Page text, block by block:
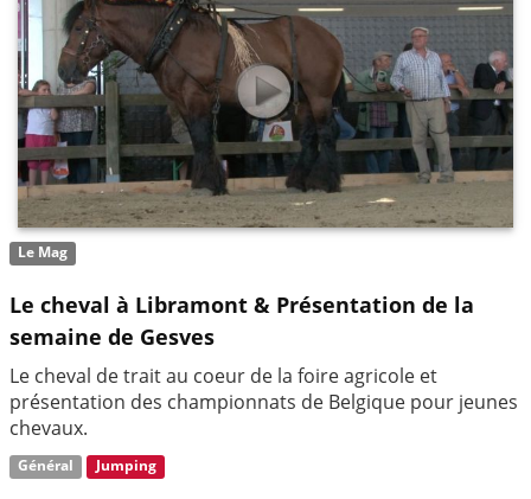
Le Mag
Le cheval à Libramont & Présentation de la
semaine de Gesves
Le cheval de trait au coeur de la foire agricole et
présentation des championnats de Belgique pour jeunes
chevaux.
Général Jumping